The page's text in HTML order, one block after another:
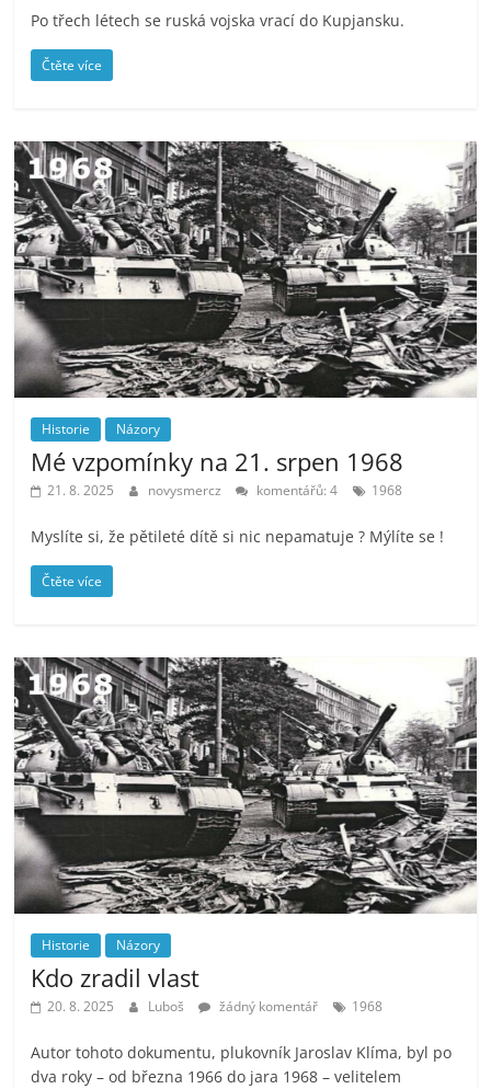
Po třech létech se ruská vojska vrací do Kupjansku.
Čtěte více
Historie Názory
Mé vzpomínky na 21. srpen 1968
21. 8. 2025 novysmercz komentářů: 4 1968
Myslíte si, že pětileté dítě si nic nepamatuje ? Mýlíte se !
Čtěte více
Historie Názory
Kdo zradil vlast
20. 8. 2025 Luboš žádný komentář 1968
Autor tohoto dokumentu, plukovník Jaroslav Klíma, byl po
dva roky – od března 1966 do jara 1968 – velitelem